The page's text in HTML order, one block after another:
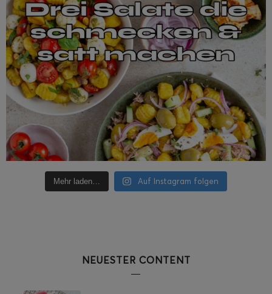
Mehr laden… Auf Instagram folgen
NEUESTER CONTENT